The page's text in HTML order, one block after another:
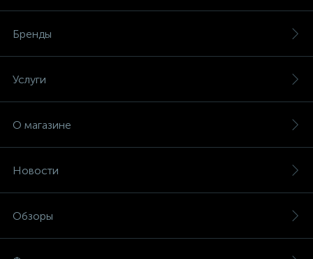
Бренды
Услуги
О магазине
Новости
Обзоры